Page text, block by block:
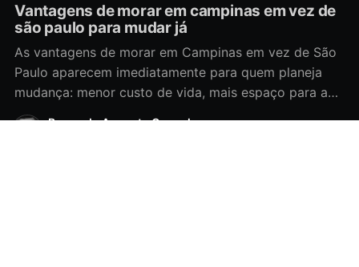
Vantagens de morar em campinas em vez de
são paulo para mudar já
As vantagens de morar em Campinas em vez de São
Paulo aparecem imediatamente para quem planeja
mudança: menor custo de vida, mais espaço para a
família, trânsito menos caótico em muitos trajetos e
Bernardo Augusto Gonçalves